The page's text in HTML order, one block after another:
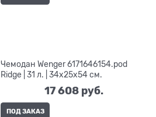
Чемодан Wenger 6171646154.pod
Ridge | 31 л. | 34x25x54 см.
17 608 руб.
ПОД ЗАКАЗ